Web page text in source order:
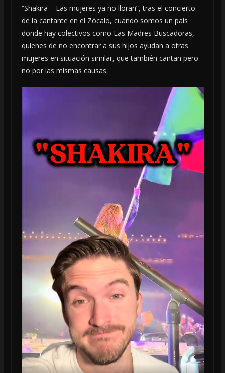
“Shakira – Las mujeres ya no lloran”, tras el concierto
de la cantante en el Zócalo, cuando somos un país
donde hay colectivos como Las Madres Buscadoras,
quienes de no encontrar a sus hijos ayudan a otras
mujeres en situación similar, que también cantan pero
no por las mismas causas.